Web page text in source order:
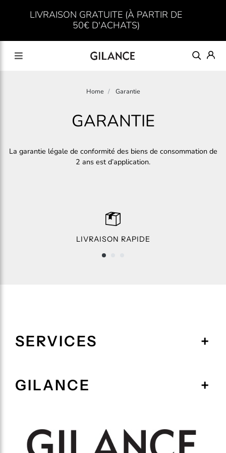
LIVRAISON GRATUITE (À PARTIR DE
50€ D'ACHATS)
Home Garantie
GARANTIE
La garantie légale de conformité des biens de consommation de
2 ans est d’application.
LIVRAISON RAPIDE
SERVICES
GILANCE